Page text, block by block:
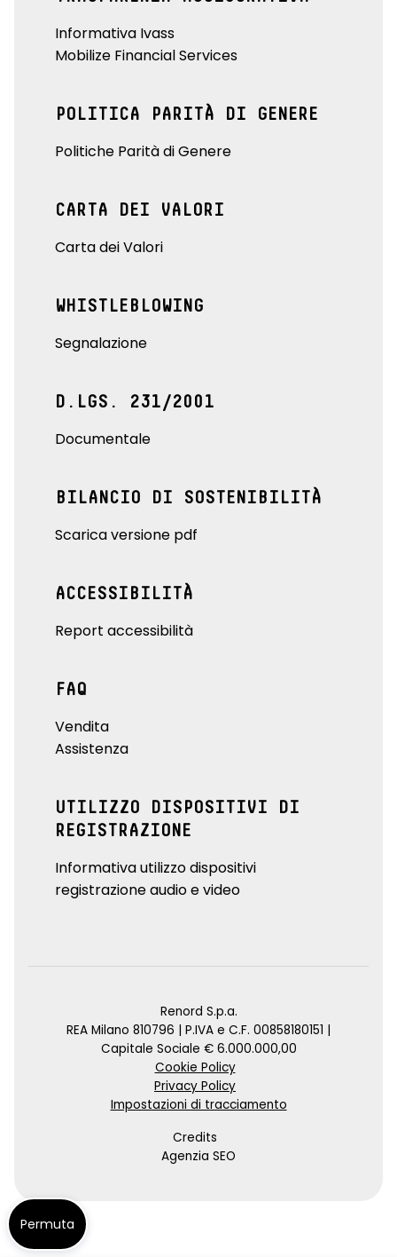
Informativa Ivass
Mobilize Financial Services
POLITICA PARITÀ DI GENERE
Politiche Parità di Genere
CARTA DEI VALORI
Carta dei Valori
WHISTLEBLOWING
Segnalazione
D.LGS. 231/2001
Documentale
BILANCIO DI SOSTENIBILITÀ
Scarica versione pdf
ACCESSIBILITÀ
Report accessibilità
FAQ
Vendita
Assistenza
UTILIZZO DISPOSITIVI DI
REGISTRAZIONE
Informativa utilizzo dispositivi
registrazione audio e video
Renord S.p.a.
REA Milano 810796 | P.IVA e C.F. 00858180151 |
Capitale Sociale € 6.000.000,00
Cookie Policy
Privacy Policy
Impostazioni di tracciamento
Credits
Agenzia SEO
Permuta